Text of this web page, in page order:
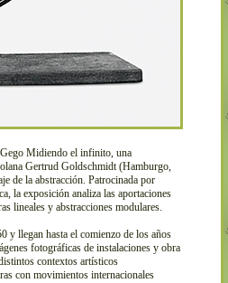
Midiendo el infinito, una
Gertrud Goldschmidt (Hamburgo,
de la abstracción. Patrocinada por
la exposición analiza las aportaciones
lineales y abstracciones modulares.
y llegan hasta el comienzo de los años
fotográficas de instalaciones y obra
contextos artísticos
con movimientos internacionales